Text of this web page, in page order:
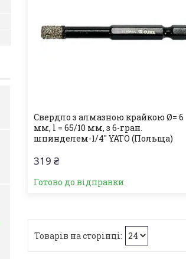
Свердло з алмазною крайкою Ø= 6
мм, l = 65/10 мм, з 6-гран.
шпинделем-1/4" YATO (Польща)
319 ₴
Готово до відправки